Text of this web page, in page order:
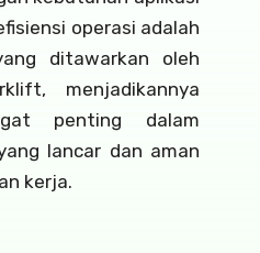
operasi adalah
ditawarkan oleh
menjadikannya
penting dalam
lancar dan aman
kerja.